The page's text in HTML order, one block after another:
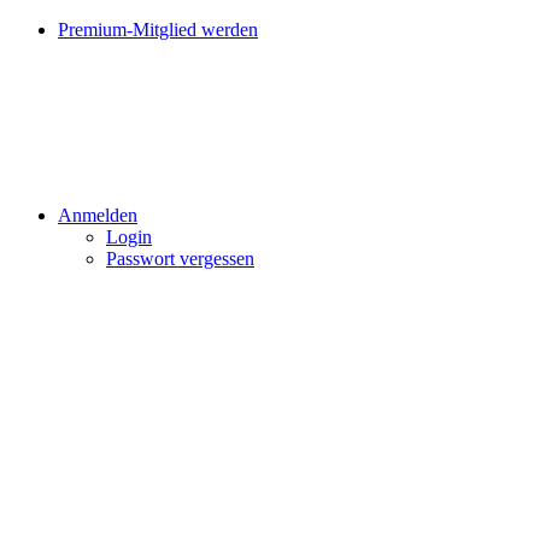
Premium-Mitglied werden
Anmelden
Login
Passwort vergessen